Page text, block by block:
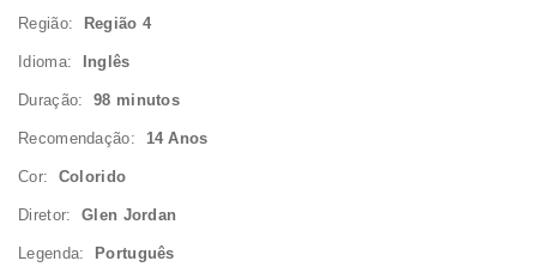
Região: Região 4
Idioma: Inglês
Duração: 98 minutos
Recomendação: 14 Anos
Cor: Colorido
Diretor: Glen Jordan
Legenda: Português